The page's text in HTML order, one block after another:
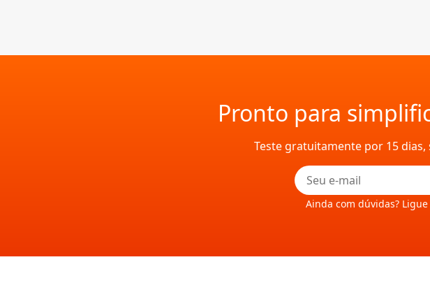
Pronto para
Teste gratuitamente por 15
Ainda com dúvidas?